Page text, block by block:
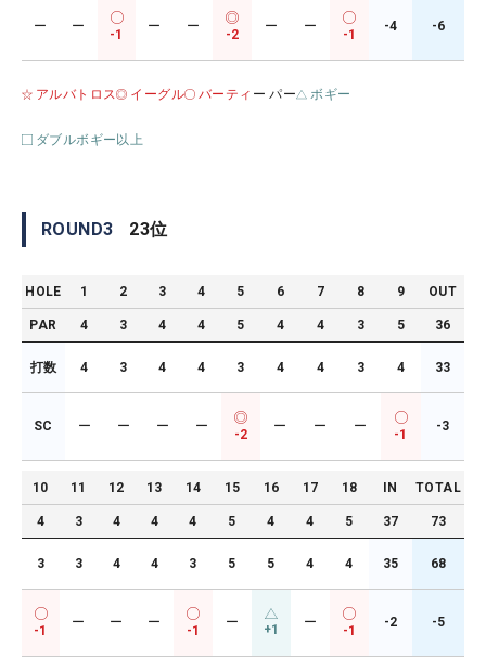
ー ー
-1
ー ー
-2
ー ー
-1
-4 -6
アルバトロス イーグル バーティ ー パー ボギー
ダブルボギー以上
ROUND3 23位
HOLE 1 2 3 4 5 6 7 8 9 OUT
PAR 4 3 4 4 5 4 4 3 5 36
打数 4 3 4 4 3 4 4 3 4 33
SC ー ー ー ー
-2
ー ー ー
-1
-3
10 11 12 13 14 15 16 17 18 IN TOTAL
4 3 4 4 4 5 4 4 5 37 73
3 3 4 4 3 5 5 4 4 35 68
-1
ー ー ー
-1
ー +1 ー
-1
-2 -5